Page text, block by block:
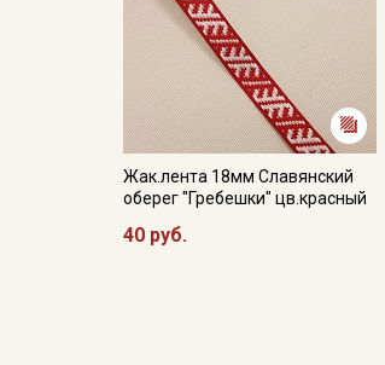
Жак.лента 18мм Славянский
оберег "Гребешки" цв.красный
40 руб.